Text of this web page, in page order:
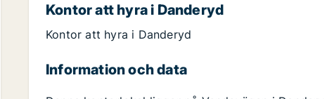
Kontor att hyra i Danderyd
Kontor att hyra i Danderyd
Information och data